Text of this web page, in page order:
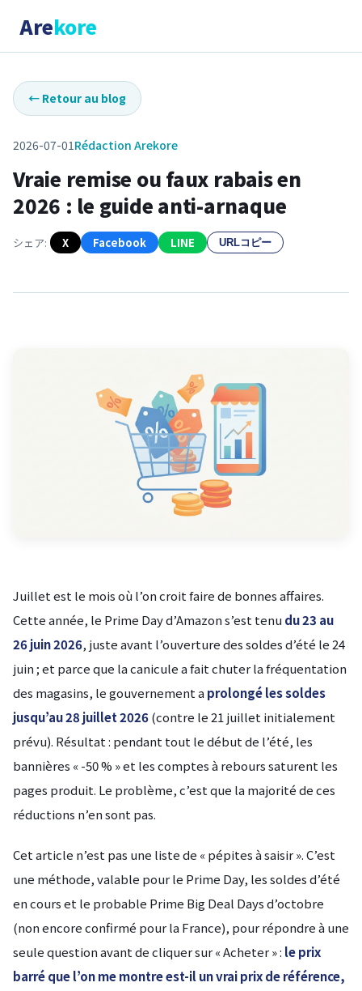
Arekore
← Retour au blog
2026-07-01Rédaction Arekore
Vraie remise ou faux rabais en
2026 : le guide anti-arnaque
シェア: X Facebook LINE URLコピー
Juillet est le mois où l’on croit faire de bonnes affaires.
Cette année, le Prime Day d’Amazon s’est tenu du 23 au
26 juin 2026, juste avant l’ouverture des soldes d’été le 24
juin ; et parce que la canicule a fait chuter la fréquentation
des magasins, le gouvernement a prolongé les soldes
jusqu’au 28 juillet 2026(contre le 21 juillet initialement
prévu). Résultat : pendant tout le début de l’été, les
bannières « -50 % » et les comptes à rebours saturent les
pages produit. Le problème, c’est que la majorité de ces
réductions n’en sont pas.
Cet article n’est pas une liste de « pépites à saisir ». C’est
une méthode, valable pour le Prime Day, les soldes d’été
en cours et le probable Prime Big Deal Days d’octobre
(non encore confirmé pour la France), pour répondre à une
seule question avant de cliquer sur « Acheter » : le prix
barré que l’on me montre est-il un vrai prix de référence,